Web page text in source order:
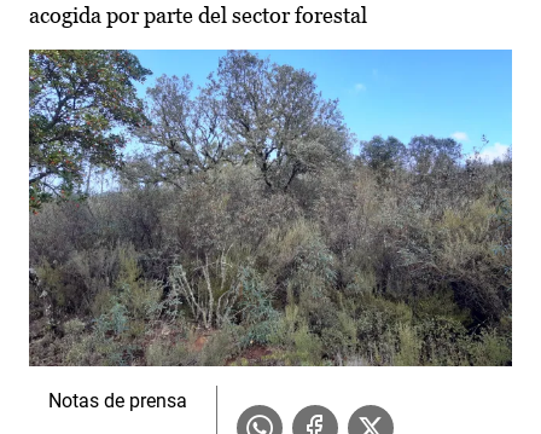
acogida por parte del sector forestal
Notas de prensa